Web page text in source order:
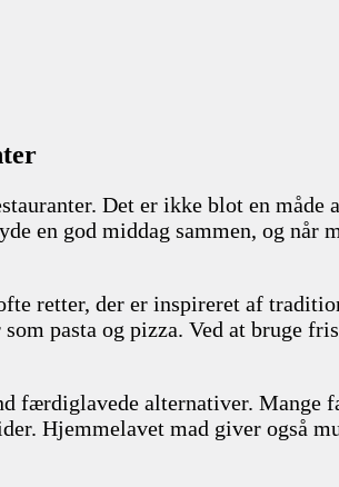
Det er ikke blot en måde
en god middag sammen, og når
retter, der er inspireret af
pasta og pizza. Ved at bruge
færdiglavede alternativer. Mange
Hjemmelavet mad giver også